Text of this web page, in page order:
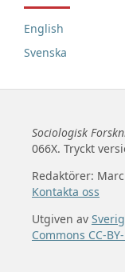
English
Svenska
Sociologisk
066X. Tryckt
Redaktörer:
Kontakta oss
Utgiven av
Commons CC-